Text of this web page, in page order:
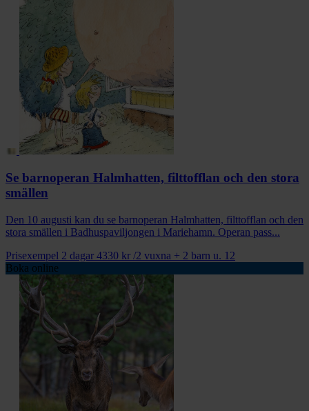
Se barnoperan Halmhatten, filttofflan och den stora
smällen
Den 10 augusti kan du se barnoperan Halmhatten, filttofflan och den
stora smällen i Badhuspaviljongen i Mariehamn. Operan pass...
Prisexempel 2 dagar 4330 kr /2 vuxna + 2 barn u. 12
Boka online